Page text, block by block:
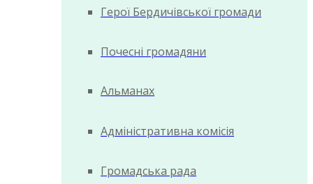
Герої Бердичівської громади
Почесні громадяни
Альманах
Адміністративна комісія
Громадська рада